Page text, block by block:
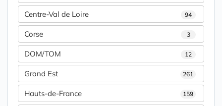
Centre-Val de Loire 94
Corse 3
DOM/TOM 12
Grand Est 261
Hauts-de-France 159